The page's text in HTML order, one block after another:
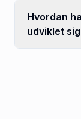
Hvordan
udviklet